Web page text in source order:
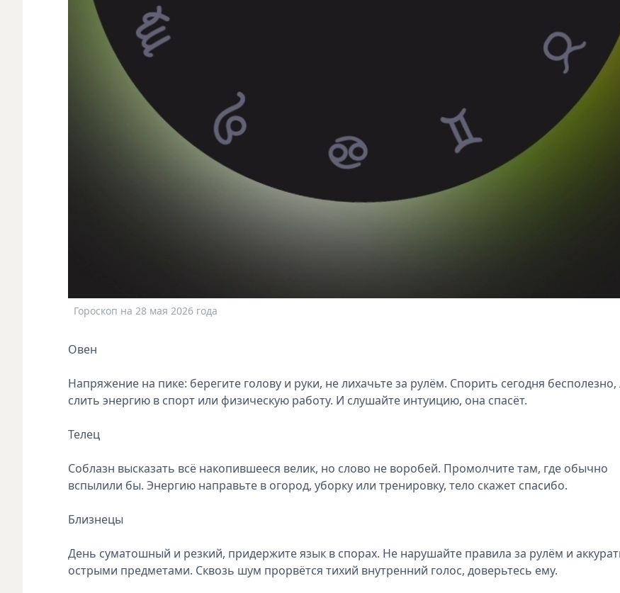
Гороскоп на 28 мая 2026 года
Овен
Напряжение на пике: берегите голову и руки, не лихачьте за рулём. Спорить сегодня
слить энергию в спорт или физическую работу. И слушайте интуицию, она спасёт.
Телец
Соблазн высказать всё накопившееся велик, но слово не воробей. Промолчите там, где обычно
вспылили бы. Энергию направьте в огород, уборку или тренировку, тело скажет спасибо.
Близнецы
День суматошный и резкий, придержите язык в спорах. Не нарушайте правила за рулём и
острыми предметами. Сквозь шум прорвётся тихий внутренний голос, доверьтесь ему.